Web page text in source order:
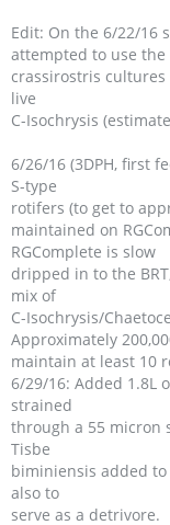
Edit: On the 6/22/16
attempted to use the
crassirostris cultures
live
C-Isochrysis
6/26/16 (3DPH, first
S-type
rotifers (to get to
maintained on
RGComplete is slow
dripped in to the
mix of
C-Isochrysis/
Approximately
maintain at least 10
6/29/16: Added 1.8L
strained
through a 55 micron
Tisbe
biminiensis added
also to
serve as a detrivore.